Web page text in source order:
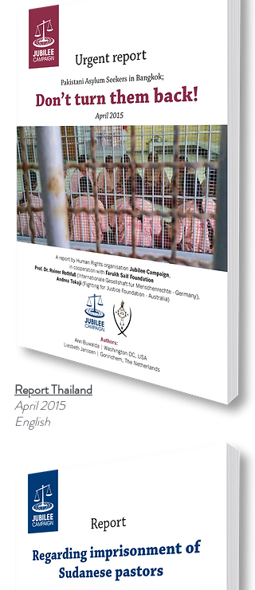
Report Thailand
April 2015
English